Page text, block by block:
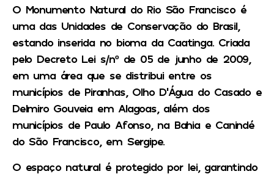
O Monumento Natural do Rio São Francisco é
uma das Unidades de Conservação do Brasil,
estando inserida no bioma da Caatinga. Criada
pelo Decreto Lei s/nº de 05 de junho de 2009,
em uma área que se distribui entre os
municípios de Piranhas, Olho D’Água do Casado e
Delmiro Gouveia em Alagoas, além dos
municípios de Paulo Afonso, na Bahia e Canindé
do São Francisco, em Sergipe.
O espaço natural é protegido por lei, garantindo